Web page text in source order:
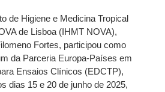
de Higiene e Medicina Tropical
de Lisboa (IHMT NOVA),
Fortes, participou como
da Parceria Europa-Países em
Ensaios Clínicos (EDCTP),
dias 15 e 20 de junho de 2025,